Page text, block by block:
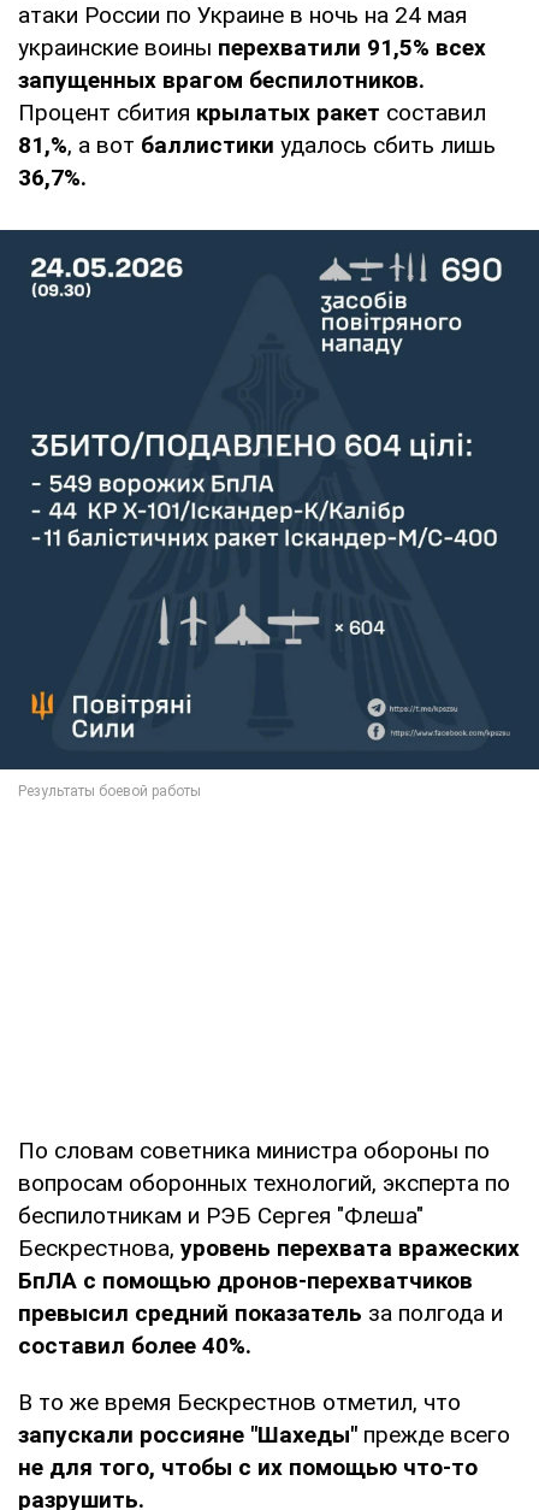
атаки России по Украине в ночь на 24 мая
украинские воины перехватили 91,5% всех
запущенных врагом беспилотников.
Процент сбития крылатых ракет составил
81,%, а вот баллистики удалось сбить лишь
36,7%.
По словам советника министра обороны по
вопросам оборонных технологий, эксперта по
беспилотникам и РЭБ Сергея "Флеша"
Бескрестнова, уровень перехвата вражеских
БпЛА с помощью дронов-перехватчиков
превысил средний показатель за полгода и
составил более 40%.
В то же время Бескрестнов отметил, что
запускали россияне "Шахеды" прежде всего
не для того, чтобы с их помощью что-то
разрушить.